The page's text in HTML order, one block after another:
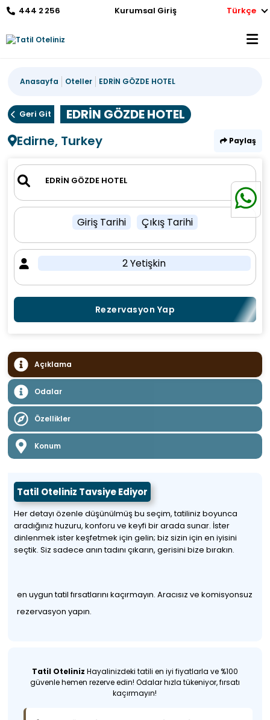
444 2 256 Kurumsal Giriş Türkçe
Anasayfa Oteller EDRİN GÖZDE HOTEL
Geri Git
EDRİN GÖZDE HOTEL
Edirne, Turkey
Paylaş
Giriş Tarihi Çıkış Tarihi
2 Yetişkin
Rezervasyon Yap
Açıklama
Odalar
Özellikler
Konum
Tatil Oteliniz Tavsiye Ediyor
Her detayı özenle düşünülmüş bu seçim, tatiliniz boyunca
aradığınız huzuru, konforu ve keyfi bir arada sunar. İster
dinlenmek ister keşfetmek için gelin; biz sizin için en iyisini
seçtik. Siz sadece anın tadını çıkarın, gerisini bize bırakın.
en uygun tatil fırsatlarını kaçırmayın. Aracısız ve komisyonsuz
rezervasyon yapın.
Tatil Oteliniz Hayalinizdeki tatili en iyi fiyatlarla ve %100
güvenle hemen rezerve edin! Odalar hızla tükeniyor, fırsatı
kaçırmayın!